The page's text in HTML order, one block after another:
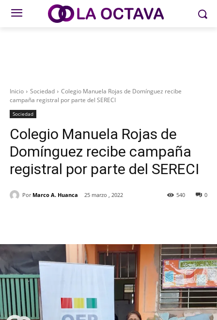
Inicio Sociedad
Colegio Manuela Rojas de Domínguez recibe
campaña registral por parte del SERECI
Sociedad
Colegio Manuela Rojas de
Domínguez recibe campaña
registral por parte del SERECI
Por Marco A. Huanca 25 marzo , 2022 0
540